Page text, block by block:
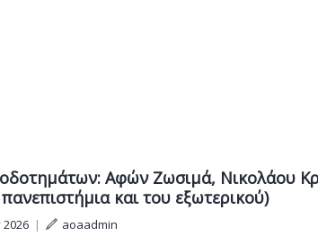
Αφών Ζωσιμά, Νικολάου
και του εξωτερικού)
| aoaadmin